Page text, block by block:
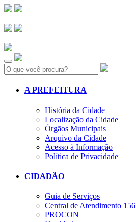
Search:
A PREFEITURA
História da Cidade
Localização da Cidade
Órgãos Municipais
Arquivo da Cidade
Acesso à Informação
Política de Privacidade
CIDADÃO
Guia de Serviços
Central de Atendimento 156
PROCON